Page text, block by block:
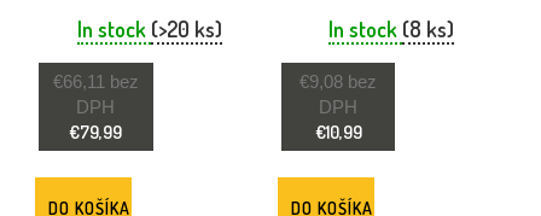
In stock (>20 ks)
€66,11 bez
DPH
€79,99
DO KOŠÍKA
PLUS A M32 PLUS
In stock (8 ks)
€9,08 bez
DPH
€10,99
DO KOŠÍKA